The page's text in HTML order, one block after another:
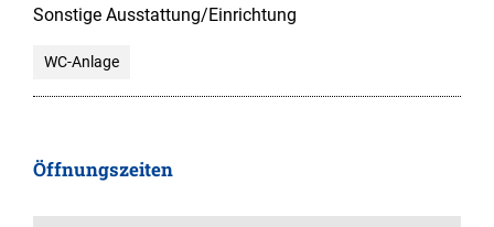
Sonstige Ausstattung/Einrichtung
WC-Anlage
Öffnungszeiten